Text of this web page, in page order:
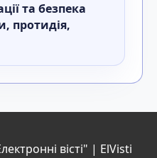
та безпека
протидiя,
вісті" | ElVisti